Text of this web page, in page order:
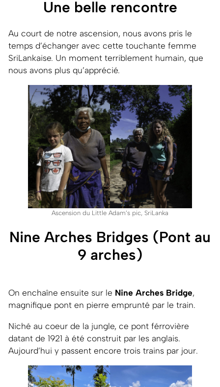
Une belle rencontre
Au court de notre ascension, nous avons pris le
temps d’échanger avec cette touchante femme
SriLankaise. Un moment terriblement humain, que
nous avons plus qu’apprécié.
Ascension du Little Adam’s pic, SriLanka
Nine Arches Bridges (Pont au
9 arches)
On enchaîne ensuite sur le Nine Arches Bridge,
magnifique pont en pierre emprunté par le train.
Niché au coeur de la jungle, ce pont férrovière
datant de 1921 à été construit par les anglais.
Aujourd’hui y passent encore trois trains par jour.